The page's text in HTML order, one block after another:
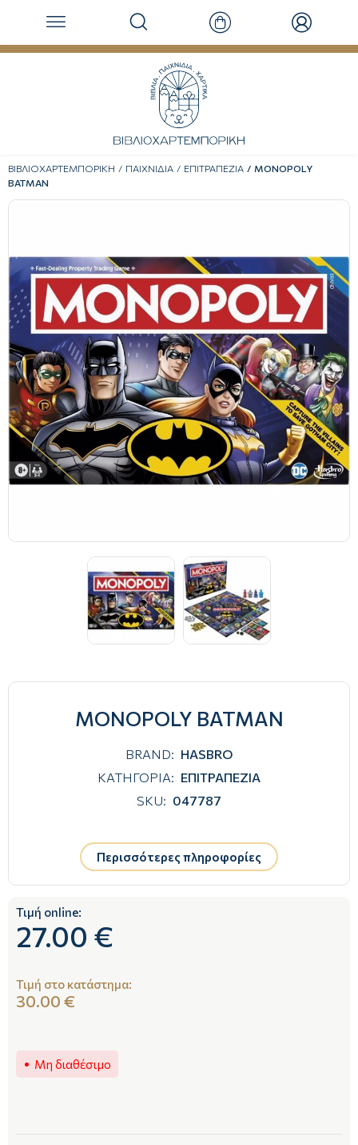
ΒΙΒΛΙΟΧΑΡΤΕΜΠΟΡΙΚΗ ΠΑΙΧΝΙΔΙΑ ΕΠΙΤΡΑΠΕΖΙΑ
MONOPOLY
BATMAN
MONOPOLY BATMAN
BRAND: HASBRO
ΚΑΤΗΓΟΡΙΑ: ΕΠΙΤΡΑΠΕΖΙΑ
SKU: 047787
Περισσότερες πληροφορίες
Τιμή online:
27.00 €
Τιμή στο κατάστημα:
30.00 €
Μη διαθέσιμο